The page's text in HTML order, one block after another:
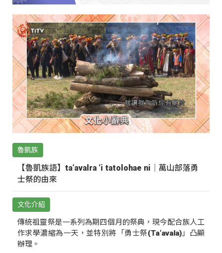
魯凱族
【魯凱族語】ta‘avalra ‘i tatolohae ni｜萬山部落勇
士祭的由來
文化介紹
傳統祖靈祭是一系列為期四個月的祭典，現今配合族人工
作求學濃縮為一天，並特別將「勇士祭(Ta‘avala)」凸顯
辦理。